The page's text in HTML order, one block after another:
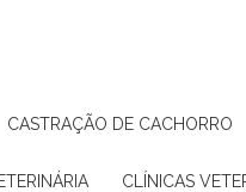
CASTRAÇÃO DE CACHORRO
CLÍNICAS